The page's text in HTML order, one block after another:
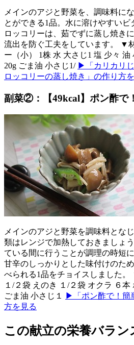
メインのアジと野菜を、調味料に
とができる1品。水に溶けやすい
ロッコリーは、茹でずに蒸し焼き
流出を防ぐ工夫をしています。 ▼
ー（小） 1株 水 大さじ1 塩 少々 油
20g ごま油 小さじ1/ ▶「カリカリ
ロッコリーの蒸し焼き」の作り方
副菜②：【49kcal】ポン酢で
メインのアジと野菜を調味料とな
類はレンジで加熱しておきましょ
ている間に行うことが調理の時短
甘辛のしっかりとした味付けのた
べられる1品をチョイスしました
１/２袋 えのき １/２袋 オクラ ６本
ごま油 小さじ１
▶「ポン酢で！簡
方を見る
この献立の栄養バラン